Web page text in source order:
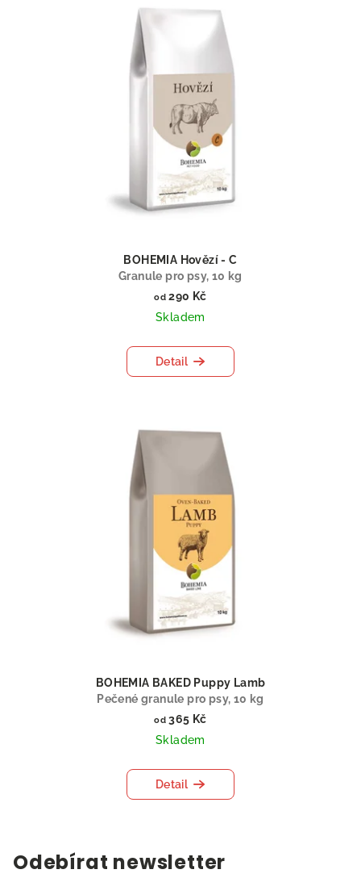
BOHEMIA Hovězí - C
Granule pro psy, 10 kg
od 290 Kč
Skladem
Detail
BOHEMIA BAKED Puppy Lamb
Pečené granule pro psy, 10 kg
od 365 Kč
Skladem
Detail
Odebírat newsletter